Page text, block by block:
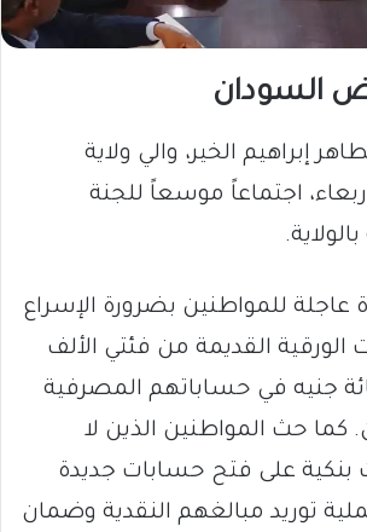
السودان
إبراهيم الخير، والي ولاية
اجتماعاً موسعاً للجنة
عاجلة للمواطنين بضرورة الإسراع
الورقية القديمة من فئتي الألف
جنيه في حساباتهم المصرفية
كما حث المواطنين الذين لا
بنكية على فتح حسابات جديدة
توريد مبالغهم النقدية وضمان